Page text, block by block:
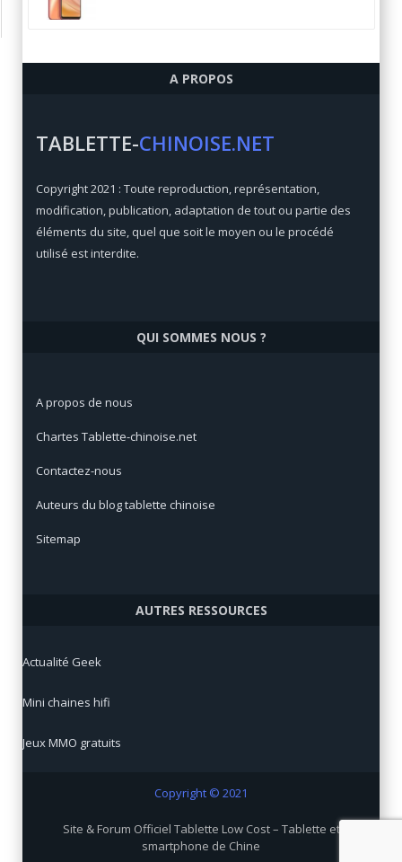
Qualité/prix:84 / 100
Qualité/prix:92 / 100
Prix: €
A PROPOS
TABLETTE-CHINOISE.NET
Copyright 2021 : Toute reproduction, représentation,
modification, publication, adaptation de tout ou partie des
éléments du site, quel que soit le moyen ou le procédé
utilisé est interdite.
QUI SOMMES NOUS ?
A propos de nous
Chartes Tablette-chinoise.net
Contactez-nous
Auteurs du blog tablette chinoise
Sitemap
AUTRES RESSOURCES
Actualité Geek
Mini chaines hifi
Jeux MMO gratuits
Copyright © 2021
Site & Forum Officiel Tablette Low Cost – Tablette et
smartphone de Chine